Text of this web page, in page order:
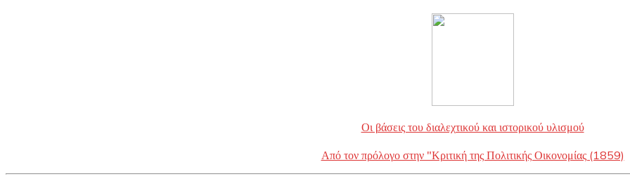
Οι βάσεις του διαλεχτικού και ιστορικού υλισμού
Από τον πρόλογο στην "Κριτική της Πολιτικής Οικονομίας (1859)